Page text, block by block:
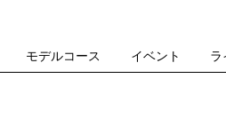
モデルコース イベント ラ